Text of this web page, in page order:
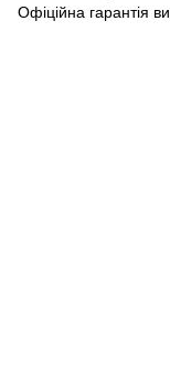
Офіційна гарантія